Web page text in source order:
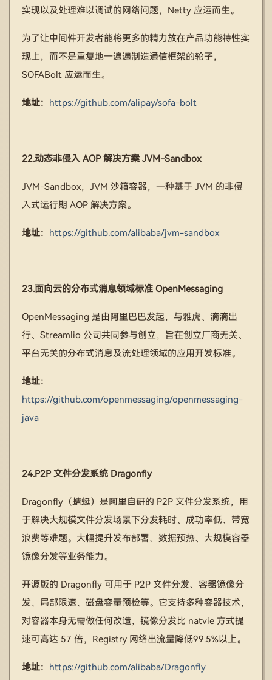
实现以及处理难以调试的网络问题，Netty 应运而生。
为了让中间件开发者能将更多的精力放在产品功能特性实
现上，而不是重复地一遍遍制造通信框架的轮子，
SOFABolt 应运而生。
地址： https://github.com/alipay/sofa-bolt
22.动态非侵入 AOP 解决方案 JVM-Sandbox
JVM-Sandbox，JVM 沙箱容器，一种基于 JVM 的非侵
入式运行期 AOP 解决方案。
地址： https://github.com/alibaba/jvm-sandbox
23.面向云的分布式消息领域标准 OpenMessaging
OpenMessaging 是由阿里巴巴发起，与雅虎、滴滴出
行、Streamlio 公司共同参与创立，旨在创立厂商无关、
平台无关的分布式消息及流处理领域的应用开发标准。
地址：
https://github.com/openmessaging/openmessaging-
java
24.P2P 文件分发系统 Dragonfly
Dragonfly（蜻蜓）是阿里自研的 P2P 文件分发系统，用
于解决大规模文件分发场景下分发耗时、成功率低、带宽
浪费等难题。大幅提升发布部署、数据预热、大规模容器
镜像分发等业务能力。
开源版的 Dragonfly 可用于 P2P 文件分发、容器镜像分
发、局部限速、磁盘容量预检等。它支持多种容器技术，
对容器本身无需做任何改造，镜像分发比 natvie 方式提
速可高达 57 倍，Registry 网络出流量降低99.5%以上。
地址： https://github.com/alibaba/Dragonfly